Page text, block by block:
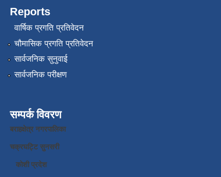
Reports
वार्षिक प्रगति प्रतिवेदन
चौमासिक प्रगति प्रतिवेदन
सार्वजनिक सुनुवाई
सार्वजनिक परीक्षण
सम्पर्क विवरण
बराहक्षेत्र नगरपालिका
चक्रघट्टि सुनसरी
कोशी प्रदेश